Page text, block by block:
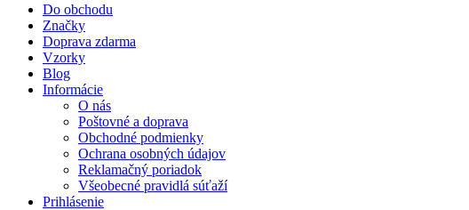
Do obchodu
Značky
Doprava zdarma
Vzorky
Blog
Informácie
O nás
Poštovné a doprava
Obchodné podmienky
Ochrana osobných údajov
Reklamačný poriadok
Všeobecné pravidlá súťaží
Prihlásenie